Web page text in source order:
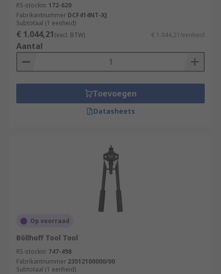
RS-stocknr. 172-620
Fabrikantnummer DCF414NT-XJ
Subtotaal (1 eenheid)
€ 1.044,21(excl. BTW) € 1.044,21/eenheid
Aantal
Toevoegen
Datasheets
Op voorraad
Böllhoff Tool Tool
RS-stocknr. 747-498
Fabrikantnummer 23512100000/00
Subtotaal (1 eenheid)